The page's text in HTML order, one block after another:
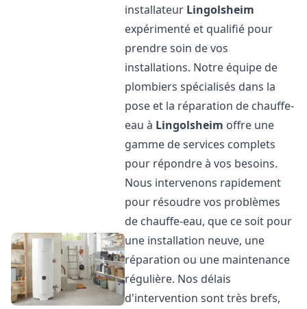
installateur Lingolsheim
expérimenté et qualifié pour
prendre soin de vos
installations. Notre équipe de
plombiers spécialisés dans la
pose et la réparation de chauffe-
eau à Lingolsheim offre une
gamme de services complets
pour répondre à vos besoins.
Nous intervenons rapidement
pour résoudre vos problèmes
de chauffe-eau, que ce soit pour
une installation neuve, une
réparation ou une maintenance
régulière. Nos délais
d'intervention sont très brefs,